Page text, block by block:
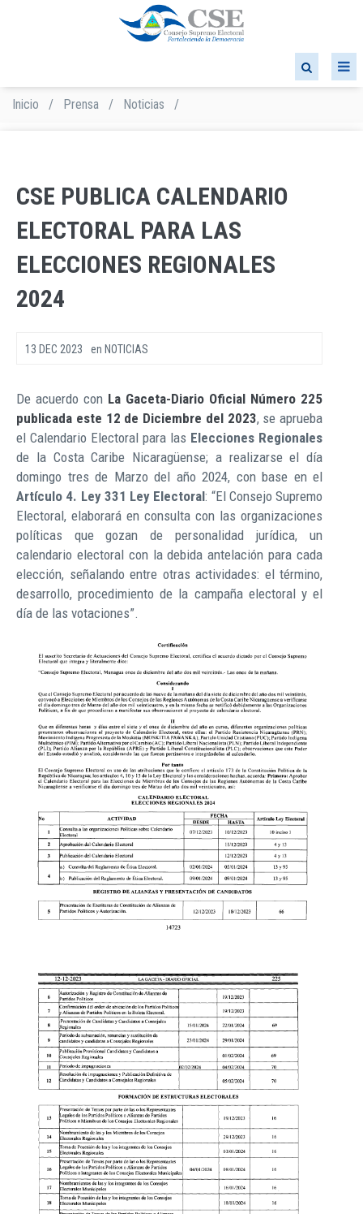
Sobrescribir
la
Inicio / Prensa / Noticias /
CSE PUBLICA CALENDARIO
ELECTORAL PARA LAS
ELECCIONES REGIONALES
2024
13 DEC 2023 en NOTICIAS
De acuerdo con La Gaceta-Diario Oficial Número 225
publicada este 12 de Diciembre del 2023, se aprueba
el Calendario Electoral para las Elecciones Regionales
de la Costa Caribe Nicaragüense; a realizarse el día
domingo tres de Marzo del año 2024, con base en el
Artículo 4. Ley 331 Ley Electoral: “El Consejo Supremo
Electoral, elaborará en consulta con las organizaciones
políticas que gozan de personalidad jurídica, un
calendario electoral con la debida antelación para cada
elección, señalando entre otras actividades: el término,
desarrollo, procedimiento de la campaña electoral y el
día de las votaciones”.